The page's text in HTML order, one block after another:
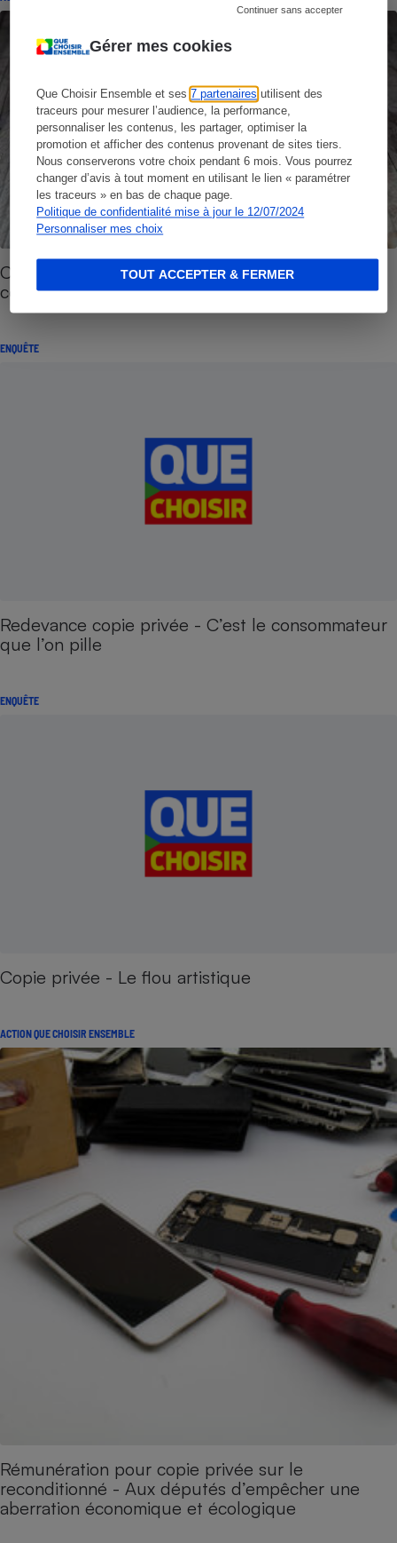
Gérer mes cookies
Que Choisir Ensemble et ses7 partenaires utilisent des
traceurs pour mesurer l’audience, la performance,
personnaliser les contenus, les partager, optimiser la
promotion et afficher des contenus provenant de sites tiers.
Nous conserverons votre choix pendant 6 mois. Vous pourrez
changer d’avis à tout moment en utilisant le lien « paramétrer
les traceurs » en bas de chaque page.
Politique de confidentialité mise à jour le 12/07/2024
Personnaliser mes choix
Continuer sans accepter
TOUT ACCEPTER & FERMER
Copie privée - Le vrai préjudice… des
consommateurs français !
ENQUÊTE
Redevance copie privée - C’est le consommateur
que l’on pille
ENQUÊTE
Copie privée - Le flou artistique
ACTION QUE CHOISIR ENSEMBLE
Rémunération pour copie privée sur le
reconditionné - Aux députés d’empêcher une
aberration économique et écologique